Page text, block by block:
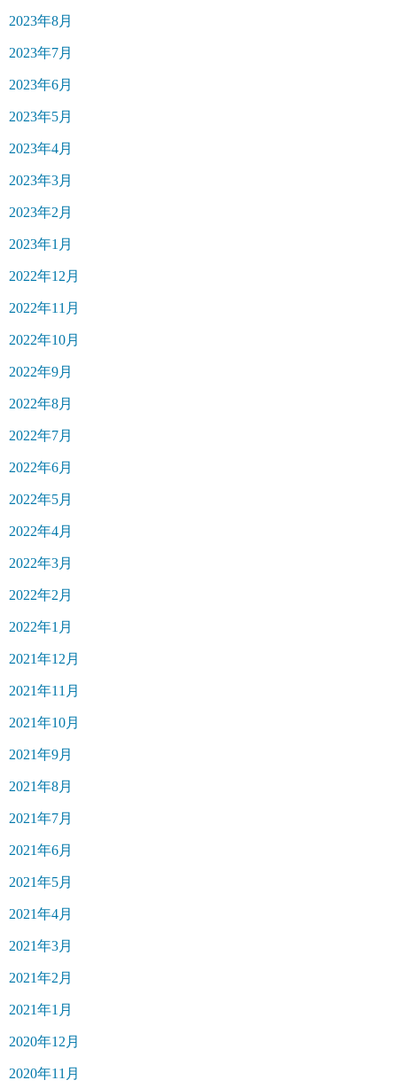
2023年8月
2023年7月
2023年6月
2023年5月
2023年4月
2023年3月
2023年2月
2023年1月
2022年12月
2022年11月
2022年10月
2022年9月
2022年8月
2022年7月
2022年6月
2022年5月
2022年4月
2022年3月
2022年2月
2022年1月
2021年12月
2021年11月
2021年10月
2021年9月
2021年8月
2021年7月
2021年6月
2021年5月
2021年4月
2021年3月
2021年2月
2021年1月
2020年12月
2020年11月